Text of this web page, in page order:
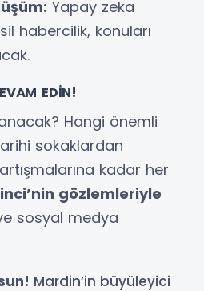
Yapay zeka
habercilik, konuları
EDİN!
Hangi önemli
sokaklardan
kadar her
gözlemleriyle
ve sosyal medya
Mardin’in büyüleyici